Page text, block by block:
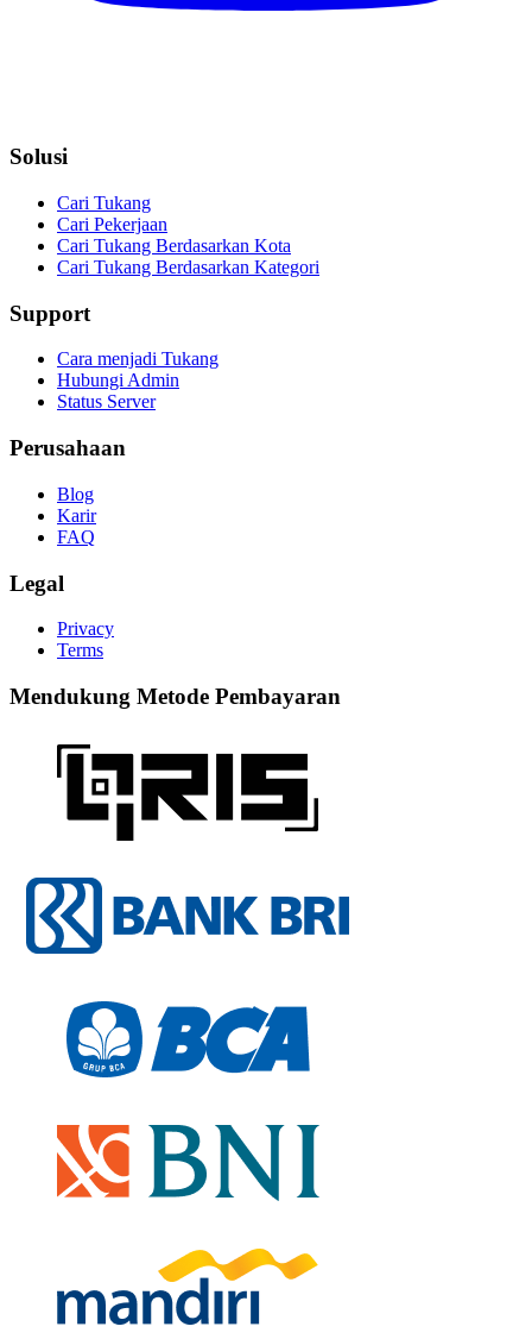
Solusi
Cari Tukang
Cari Pekerjaan
Cari Tukang Berdasarkan Kota
Cari Tukang Berdasarkan Kategori
Support
Cara menjadi Tukang
Hubungi Admin
Status Server
Perusahaan
Blog
Karir
FAQ
Legal
Privacy
Terms
Mendukung Metode Pembayaran